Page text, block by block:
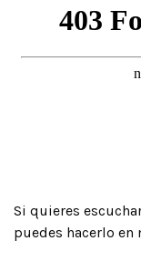
Si quieres
puedes hacerlo